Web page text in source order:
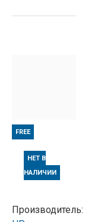
FREE
НЕТ В
НАЛИЧИИ
Производитель: